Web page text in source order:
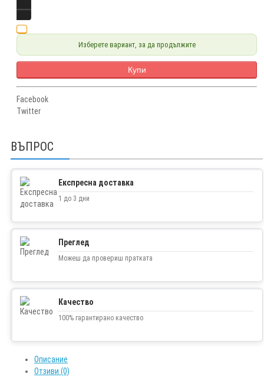
Изберете вариант, за да продължите
Купи
Facebook
Twitter
ВЪПРОС
Експресна доставка
1 до 3 дни
Преглед
Можеш да провериш пратката
Качество
100% гарантирано качество
Описание
Отзиви (0)